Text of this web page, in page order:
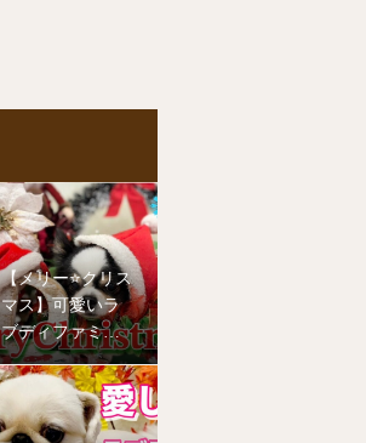
【メリー⭐️クリス
マス】可愛いラ
ブディファミリ
ーご紹介❤️